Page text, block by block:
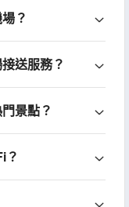
？
送服務？
景點？
？